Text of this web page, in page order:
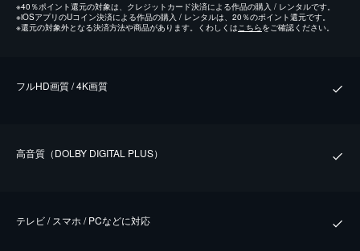
※40％ポイント還元の対象は、クレジットカード決済による作品の購入 / レンタルです。
※iOSアプリのUコイン決済による作品の購入 / レンタルは、20％のポイント還元です。
※還元の対象外となる決済方法や商品があります。くわしくはこちらをご確認ください。
フルHD画質 / 4K画質
⾼⾳質（DOLBY DIGITAL PLUS）
テレビ / スマホ / PCなどに対応